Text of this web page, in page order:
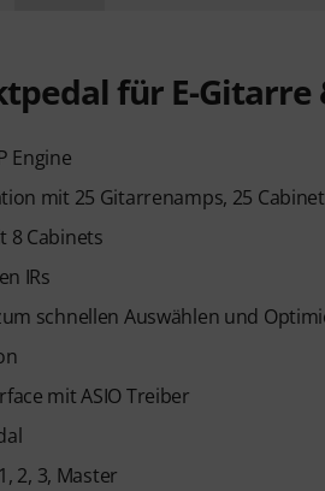
für E-Gitarre
Engine
mit 25 Gitarrenamps, 25
8 Cabinets
IRs
schnellen Auswählen und
mit ASIO Treiber
2, 3, Master